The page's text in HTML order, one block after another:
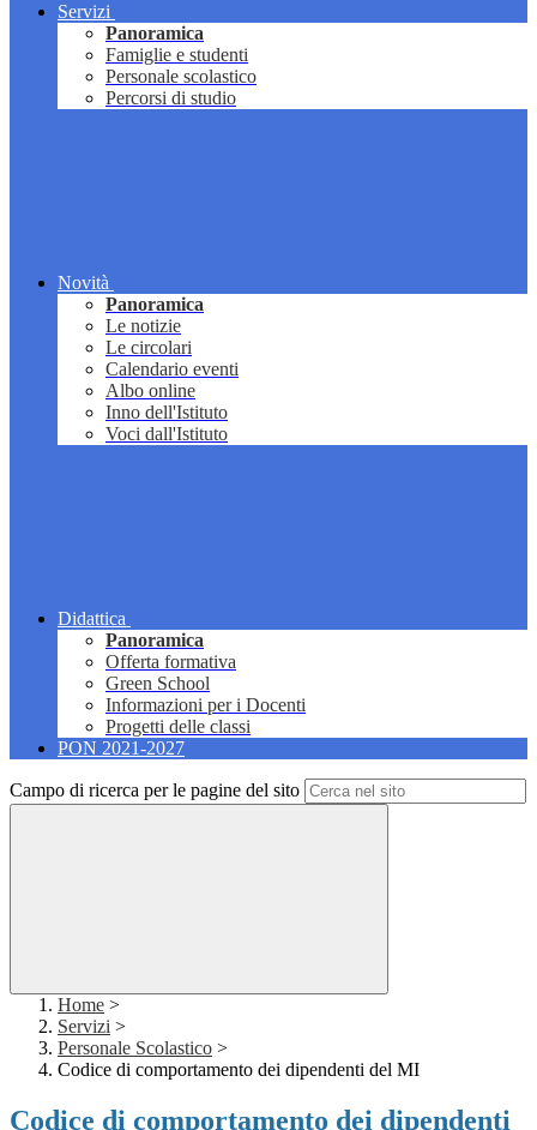
Servizi
Panoramica
Famiglie e studenti
Personale scolastico
Percorsi di studio
Novità
Panoramica
Le notizie
Le circolari
Calendario eventi
Albo online
Inno dell'Istituto
Voci dall'Istituto
Didattica
Panoramica
Offerta formativa
Green School
Informazioni per i Docenti
Progetti delle classi
PON 2021-2027
Campo di ricerca per le pagine del sito
Home >
Servizi >
Personale Scolastico >
Codice di comportamento dei dipendenti del MI
Codice di comportamento dei dipendenti